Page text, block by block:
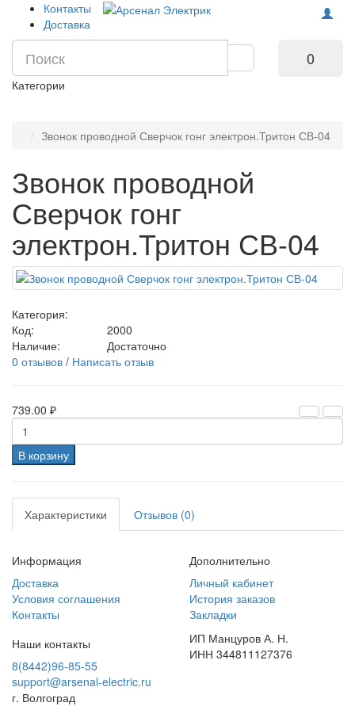
Контакты
Доставка
0
Категории
Звонок проводной Сверчок гонг электрон.Тритон СВ-04
Звонок проводной
Сверчок гонг
электрон.Тритон СВ-04
Категория:
Код:
2000
Наличие:
Достаточно
0 отзывов / Написать отзыв
739.00 ₽
В корзину
Характеристики Отзывов (0)
Информация
Доставка
Условия соглашения
Контакты
Дополнительно
Личный кабинет
История заказов
Закладки
Наши контакты
8(8442)96-85-55
support@arsenal-electric.ru
г. Волгоград
ИП Манцуров А. Н.
ИНН 344811127376